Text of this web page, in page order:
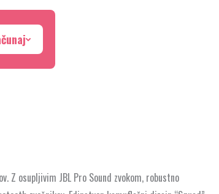
Z osupljivim JBL Pro Sound zvokom, robustno